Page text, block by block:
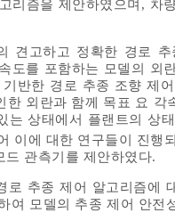
리즘을 제안하였으며, 차
견고하고 정확한 경로
도를 포함하는 모델의
반한 경로 추종 조향 제
한 외란과 함께 목표 요
는 상태에서 플랜트의 상
이에 대한 연구들이 진행
드 관측기를 제안하였다.
로 추종 제어 알고리즘에
여 모델의 추종 제어 안